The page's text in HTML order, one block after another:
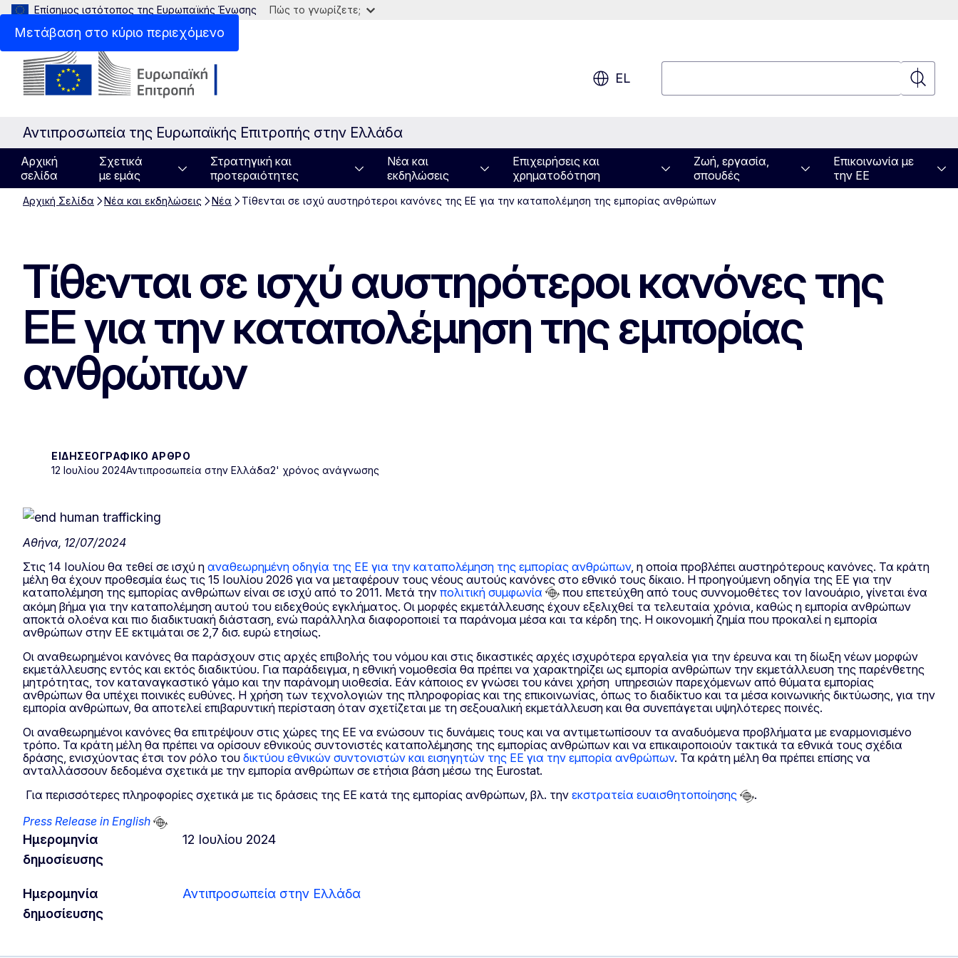
Μετάβαση στο κύριο περιεχόμενο
Επίσημος ιστότοπος της Ευρωπαϊκής Ένωσης Πώς το γνωρίζετε;
EL
Αντιπροσωπεία της Ευρωπαϊκής Επιτροπής στην Ελλάδα
Αρχική
σελίδα
Σχετικά
με εμάς
Στρατηγική και
προτεραιότητες
Νέα και
εκδηλώσεις
Επιχειρήσεις και
χρηματοδότηση
Ζωή, εργασία,
σπουδές
Επικοινωνία με
την ΕΕ
Αρχική Σελίδα Νέα και εκδηλώσεις Νέα Τίθενται σε ισχύ αυστηρότεροι κανόνες της ΕΕ για την καταπολέμηση της εμπορίας ανθρώπων
Τίθενται σε ισχύ αυστηρότεροι κανόνες της
ΕΕ για την καταπολέμηση της εμπορίας
ανθρώπων
ΕΙΔΗΣΕΟΓΡΑΦΙΚΌ ΆΡΘΡΟ
12 Ιουλίου 2024Αντιπροσωπεία στην Ελλάδα2' χρόνος ανάγνωσης
Αθήνα, 12/07/2024
Στις 14 Ιουλίου θα τεθεί σε ισχύ η αναθεωρημένη οδηγία της ΕΕ για την καταπολέμηση της εμπορίας ανθρώπων, η οποία προβλέπει αυστηρότερους κανόνες. Τα κράτη
μέλη θα έχουν προθεσμία έως τις 15 Ιουλίου 2026 για να μεταφέρουν τους νέους αυτούς κανόνες στο εθνικό τους δίκαιο. Η προηγούμενη οδηγία της ΕΕ για την
καταπολέμηση της εμπορίας ανθρώπων είναι σε ισχύ από το 2011. Μετά την πολιτική συμφωνία
που επετεύχθη από τους συννομοθέτες τον Ιανουάριο, γίνεται ένα
ακόμη βήμα για την καταπολέμηση αυτού του ειδεχθούς εγκλήματος. Οι μορφές εκμετάλλευσης έχουν εξελιχθεί τα τελευταία χρόνια, καθώς η εμπορία ανθρώπων
αποκτά ολοένα και πιο διαδικτυακή διάσταση, ενώ παράλληλα διαφοροποιεί τα παράνομα μέσα και τα κέρδη της. Η οικονομική ζημία που προκαλεί η εμπορία
ανθρώπων στην ΕΕ εκτιμάται σε 2,7 δισ. ευρώ ετησίως.
Οι αναθεωρημένοι κανόνες θα παράσχουν στις αρχές επιβολής του νόμου και στις δικαστικές αρχές ισχυρότερα εργαλεία για την έρευνα και τη δίωξη νέων μορφών
εκμετάλλευσης εντός και εκτός διαδικτύου. Για παράδειγμα, η εθνική νομοθεσία θα πρέπει να χαρακτηρίζει ως εμπορία ανθρώπων την εκμετάλλευση της παρένθετης
μητρότητας, τον καταναγκαστικό γάμο και την παράνομη υιοθεσία. Εάν κάποιος εν γνώσει του κάνει χρήση υπηρεσιών παρεχόμενων από θύματα εμπορίας
ανθρώπων θα υπέχει ποινικές ευθύνες. Η χρήση των τεχνολογιών της πληροφορίας και της επικοινωνίας, όπως το διαδίκτυο και τα μέσα κοινωνικής δικτύωσης, για την
εμπορία ανθρώπων, θα αποτελεί επιβαρυντική περίσταση όταν σχετίζεται με τη σεξουαλική εκμετάλλευση και θα συνεπάγεται υψηλότερες ποινές.
Οι αναθεωρημένοι κανόνες θα επιτρέψουν στις χώρες της ΕΕ να ενώσουν τις δυνάμεις τους και να αντιμετωπίσουν τα αναδυόμενα προβλήματα με εναρμονισμένο
τρόπο. Τα κράτη μέλη θα πρέπει να ορίσουν εθνικούς συντονιστές καταπολέμησης της εμπορίας ανθρώπων και να επικαιροποιούν τακτικά τα εθνικά τους σχέδια
δράσης, ενισχύοντας έτσι τον ρόλο του δικτύου εθνικών συντονιστών και εισηγητών της ΕΕ για την εμπορία ανθρώπων. Τα κράτη μέλη θα πρέπει επίσης να
ανταλλάσσουν δεδομένα σχετικά με την εμπορία ανθρώπων σε ετήσια βάση μέσω της Eurostat.
Για περισσότερες πληροφορίες σχετικά με τις δράσεις της ΕΕ κατά της εμπορίας ανθρώπων, βλ. την εκστρατεία ευαισθητοποίησης
.
Press Release in English
Ημερομηνία
δημοσίευσης
12 Ιουλίου 2024
Ημερομηνία
δημοσίευσης
Αντιπροσωπεία στην Ελλάδα